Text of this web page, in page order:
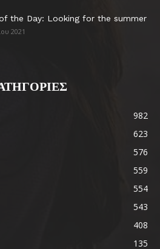
the Day: Looking for the summer
2021
982
623
576
559
554
543
408
135